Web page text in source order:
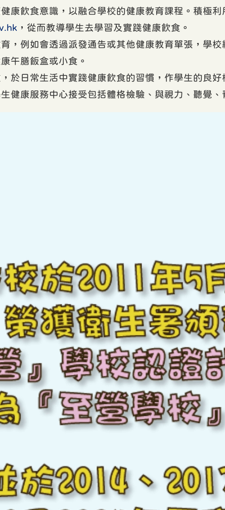
康飲食意識，以融合學校的健康教育課程。積極
，從而教導學生去學習及實踐健康飲食。
，例如會透過派發通告或其他健康教育單張，學
午膳飯盒或小食。
於日常生活中實踐健康飲食的習慣，作學生的良好
健康服務中心接受包括體格檢驗、與視力、聽覺、